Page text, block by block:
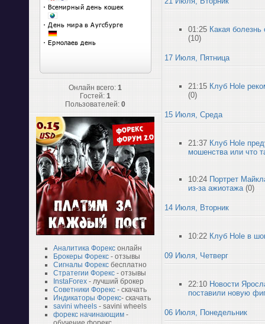
Онлайн всего: 1
Гостей: 1
Пользователей: 0
Аналитика Форекс онлайн
Брокеры Форекс - отзывы
Сигналы Форекс бесплатно
Стратегии Форекс - отзывы
InstaForex - лучший брокер
Советники Форекс - скачать
Индикаторы Форекс- скачать
savini wheels - savini wheels
форекс начинающим -
01:25 Какая
(10)
17 Июля, Пятница
21:15 Клуб Hole
(0)
15 Июля, Среда
21:37 Клуб Hole
мошенства или что
10:24 Портрет
из-за ажиотажа (0)
14 Июля, Вторник
10:22 Клуб Hole в
09 Июля, Четверг
22:10 Новости
поставили новую
06 Июля, Понедельник